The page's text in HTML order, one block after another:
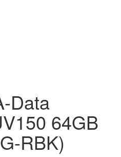
Data
64GB
RBK)